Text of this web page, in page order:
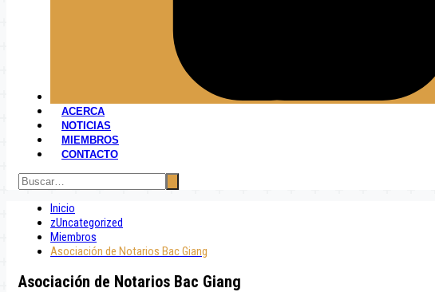
ACERCA
NOTICIAS
MIEMBROS
CONTACTO
Inicio
zUncategorized
Miembros
Asociación de Notarios Bac Giang
Asociación de Notarios Bac Giang